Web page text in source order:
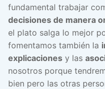
fundamental trabajar
decisiones de manera
el plato salga lo mejor
fomentamos también la
explicaciones y las
nosotros porque
bien pero las otras